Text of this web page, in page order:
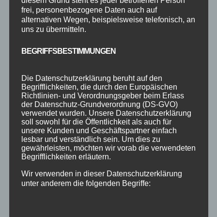
SUCHE
NEUESTE BEITRÄGE
SCHNUPPERTAG 2026
Abschlussball 2026
WEIHNACHTSFERIEN
KATEGORIEN
Kategorien
SCHLAGWÖRTER
frei, personenbezogene Daten auch auf
alternativen Wegen, beispielsweise telefonisch, an
uns zu übermitteln.
BEGRIFFSBESTIMMUNGEN
Die Datenschutzerklärung beruht auf den
Begrifflichkeiten, die durch den Europäischen
Richtlinien- und Verordnungsgeber beim Erlass
der Datenschutz-Grundverordnung (DS-GVO)
verwendet wurden. Unsere Datenschutzerklärung
soll sowohl für die Öffentlichkeit als auch für
unsere Kunden und Geschäftspartner einfach
lesbar und verständlich sein. Um dies zu
gewährleisten, möchten wir vorab die verwendeten
Begrifflichkeiten erläutern.
Wir verwenden in dieser Datenschutzerklärung
unter anderem die folgenden Begriffe: